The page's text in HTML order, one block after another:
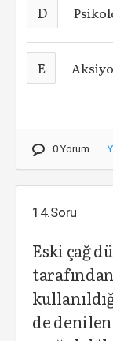
D
E
0 Yorum
14.Soru
Eski çağ
de